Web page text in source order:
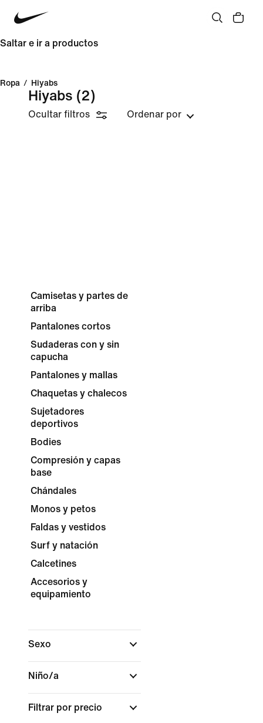
Saltar e ir a productos
Ropa / Hiyabs
Hiyabs (2)
Ocultar filtros Ordenar por
Camisetas y partes de
arriba
Pantalones cortos
Sudaderas con y sin
capucha
Pantalones y mallas
Chaquetas y chalecos
Sujetadores
deportivos
Bodies
Compresión y capas
base
Chándales
Monos y petos
Faldas y vestidos
Surf y natación
Calcetines
Accesorios y
equipamiento
Sexo
Niño/a
Filtrar por precio